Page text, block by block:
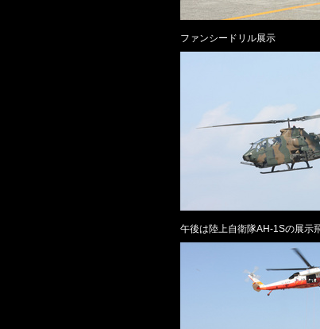
ファンシードリル展示
午後は陸上自衛隊AH-1Sの展示